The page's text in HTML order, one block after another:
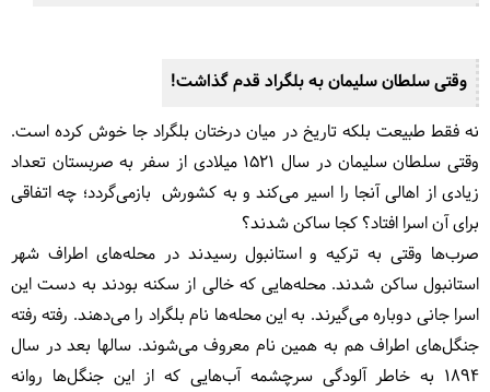
وقتی سلطان سلیمان به بلگراد قدم گذاشت!
نه فقط طبیعت بلکه تاریخ در میان درختان بلگراد جا خوش کرده ‌است.
وقتی سلطان سلیمان در سال 1521 میلادی از سفر به صربستان تعداد
زیادی از اهالی آنجا را اسیر می‌کند و به کشورش بازمی‌گردد؛ چه اتفاقی
برای آن اسرا افتاد؟ کجا ساکن شدند؟
صرب‌ها وقتی به ترکیه و استانبول رسیدند در محله‌های اطراف شهر
استانبول ساکن شدند. محله‌هایی که خالی از سکنه بودند به دست این
اسرا جانی دوباره می‌گیرند. به این محله‌ها نام بلگراد را می‌دهند. رفته رفته
جنگل‌های اطراف هم به همین نام معروف می‌شوند. سالها بعد در سال
1894 به خاطر آلودگی سرچشمه آب‌هایی که از این جنگل‌ها روانه